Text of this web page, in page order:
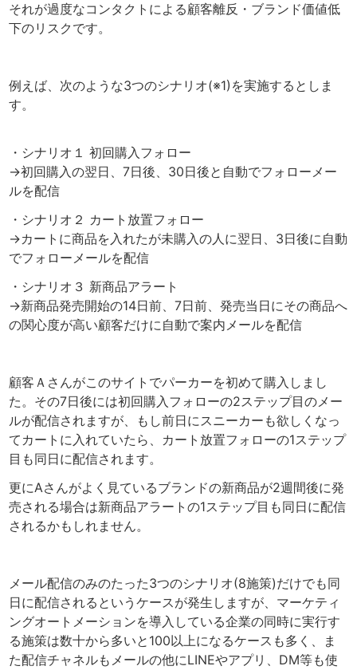
それが過度なコンタクトによる顧客離反・ブランド価値低
下のリスクです。
例えば、次のような3つのシナリオ(※1)を実施するとしま
す。
・シナリオ１ 初回購入フォロー
→初回購入の翌日、7日後、30日後と自動でフォローメー
ルを配信
・シナリオ２ カート放置フォロー
→カートに商品を入れたが未購入の人に翌日、3日後に自動
でフォローメールを配信
・シナリオ３ 新商品アラート
→新商品発売開始の14日前、7日前、発売当日にその商品へ
の関心度が高い顧客だけに自動で案内メールを配信
顧客Ａさんがこのサイトでパーカーを初めて購入しまし
た。その7日後には初回購入フォローの2ステップ目のメー
ルが配信されますが、もし前日にスニーカーも欲しくなっ
てカートに入れていたら、カート放置フォローの1ステップ
目も同日に配信されます。
更にAさんがよく見ているブランドの新商品が2週間後に発
売される場合は新商品アラートの1ステップ目も同日に配信
されるかもしれません。
メール配信のみのたった3つのシナリオ(8施策)だけでも同
日に配信されるというケースが発生しますが、マーケティ
ングオートメーションを導入している企業の同時に実行す
る施策は数十から多いと100以上になるケースも多く、ま
た配信チャネルもメールの他にLINEやアプリ、DM等も使